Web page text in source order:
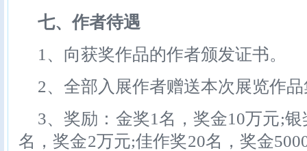
七、作者待遇
1、向获奖作品的作者颁发证书。
2、全部入展作者赠送本次展览作
3、奖励：金奖1名，奖金10万元;
名，奖金2万元;佳作奖20名，奖金